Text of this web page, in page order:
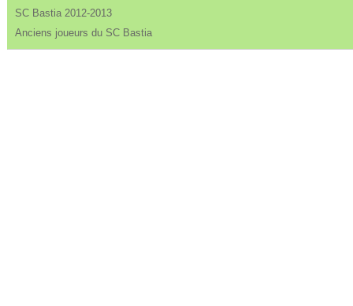
SC Bastia 2012-2013
Anciens joueurs du SC Bastia